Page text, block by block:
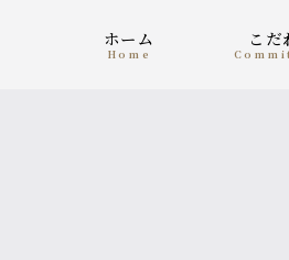
ホーム
home
こ